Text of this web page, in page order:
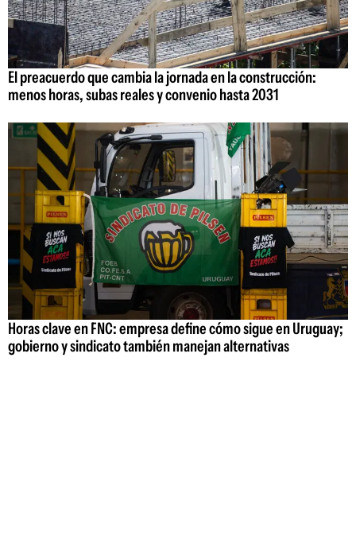
El preacuerdo que cambia la jornada en la construcción:
menos horas, subas reales y convenio hasta 2031
Horas clave en FNC: empresa define cómo sigue en Uruguay;
gobierno y sindicato también manejan alternativas